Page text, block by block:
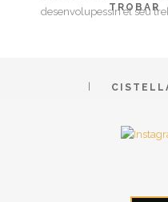
TROBAR
desenvolupessin el seu